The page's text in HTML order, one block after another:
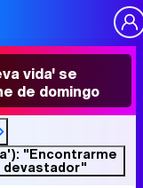
vida' se
de domingo
"Encontrarme